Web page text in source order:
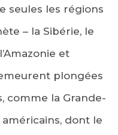
seules les régions
– la Sibérie, le
et
plongées
comme la Grande-
dont le